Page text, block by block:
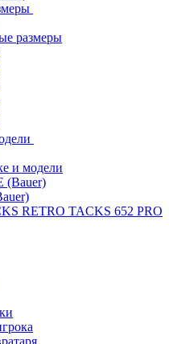
размеры
и модели
(Bauer)
RETRO TACKS 652 PRO